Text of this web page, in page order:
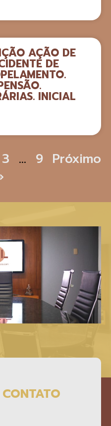
AÇÃO DE
DE
INICIAL
3 … 9 Próximo